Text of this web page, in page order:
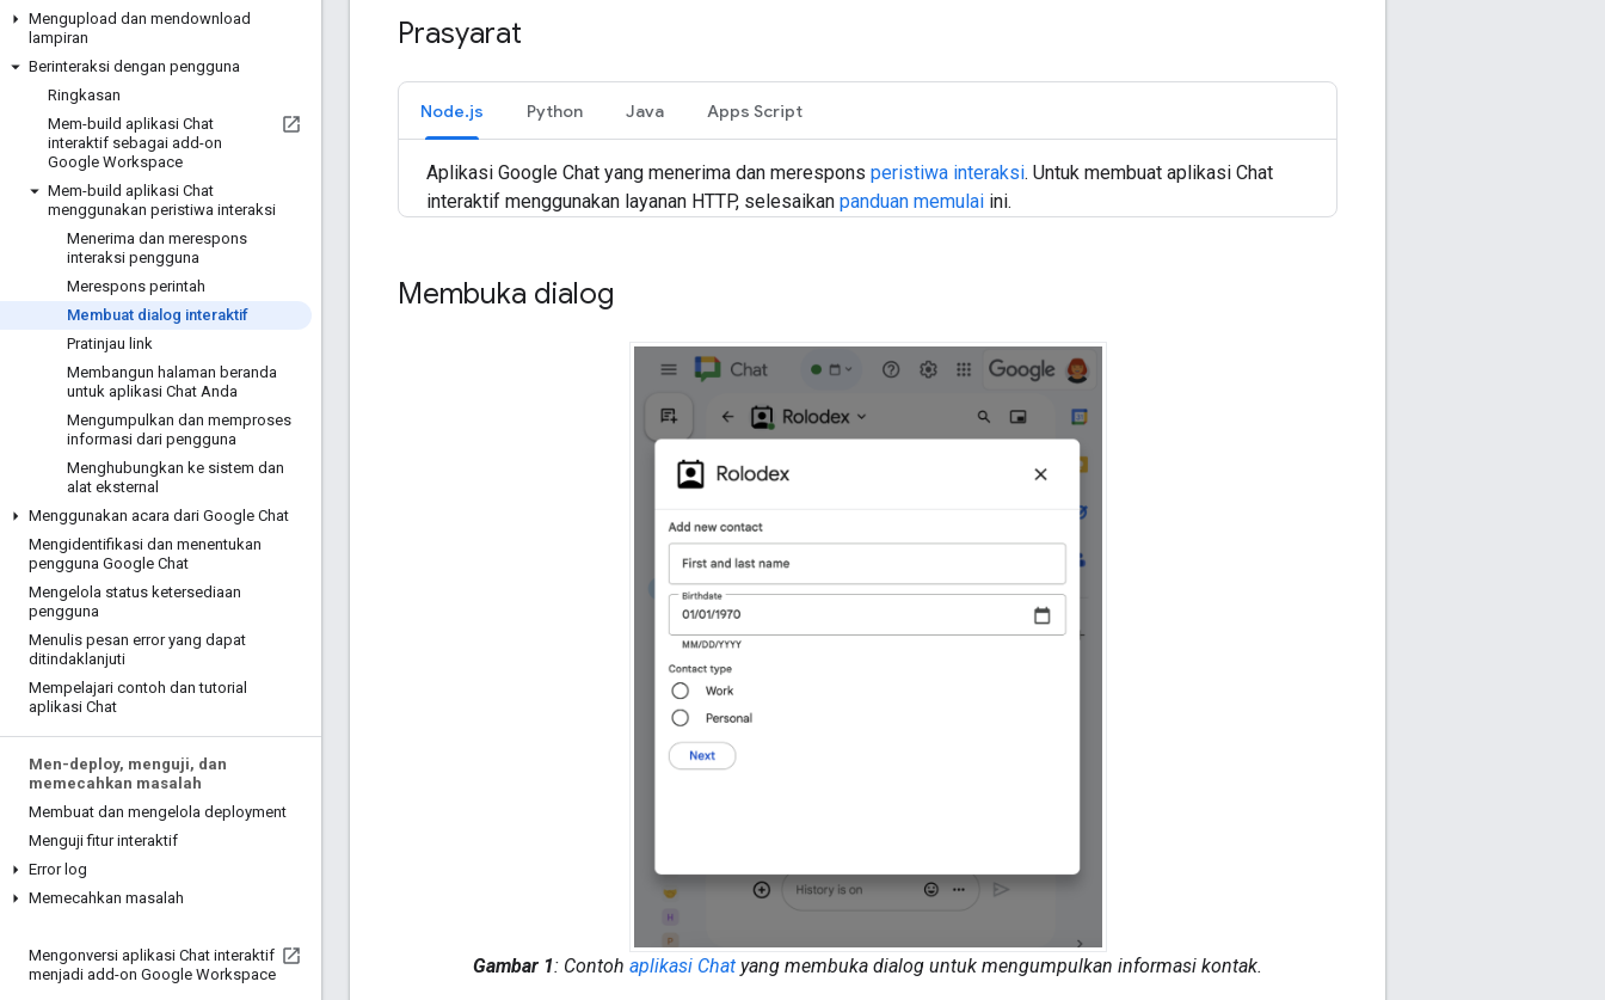
Mengupload dan mendownload
lampiran
Berinteraksi dengan pengguna
Ringkasan
Mem-build aplikasi Chat
interaktif sebagai add-on
Google Workspace
Mem-build aplikasi Chat
menggunakan peristiwa interaksi
Menerima dan merespons
interaksi pengguna
Merespons perintah
Membuat dialog interaktif
Pratinjau link
Membangun halaman beranda
untuk aplikasi Chat Anda
Mengumpulkan dan memproses
informasi dari pengguna
Menghubungkan ke sistem dan
alat eksternal
Menggunakan acara dari Google Chat
Mengidentifikasi dan menentukan
pengguna Google Chat
Mengelola status ketersediaan
pengguna
Menulis pesan error yang dapat
ditindaklanjuti
Mempelajari contoh dan tutorial
aplikasi Chat
Men-deploy, menguji, dan
memecahkan masalah
Membuat dan mengelola deployment
Menguji fitur interaktif
Error log
Memecahkan masalah
Mengonversi aplikasi Chat interaktif
menjadi add-on Google Workspace
Prasyarat
Node.js Python Java Apps Script
Aplikasi Google Chat yang menerima dan merespons peristiwa interaksi. Untuk membuat aplikasi Chat
interaktif menggunakan layanan HTTP, selesaikan panduan memulai ini.
Membuka dialog
Gambar 1: Contoh aplikasi Chat yang membuka dialog untuk mengumpulkan informasi kontak.